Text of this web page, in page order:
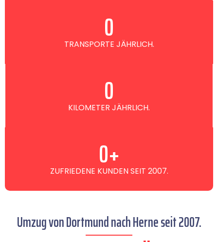
TRANSPORTE JÄHRLICH.
0
KILOMETER JÄHRLICH.
0
ZUFRIEDENE KUNDEN SEIT 2007.
0+
Umzug von Dortmund nach Herne seit 2007.